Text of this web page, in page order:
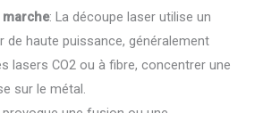
marche: La découpe laser utilise un
de haute puissance, généralement
lasers CO2 ou à fibre, concentrer une
sur le métal.